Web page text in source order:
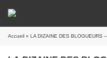
Accueil » LA DIZAINE DES BLOGUEURS